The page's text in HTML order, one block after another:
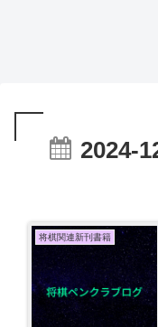
2024-
将棋関連新刊書籍